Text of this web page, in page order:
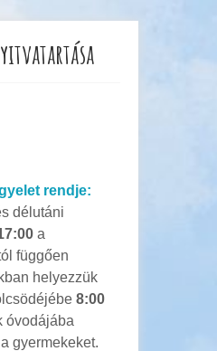
rendje:
délutáni
a
függően
helyezzük
8:00
óvodájába
gyermekeket.